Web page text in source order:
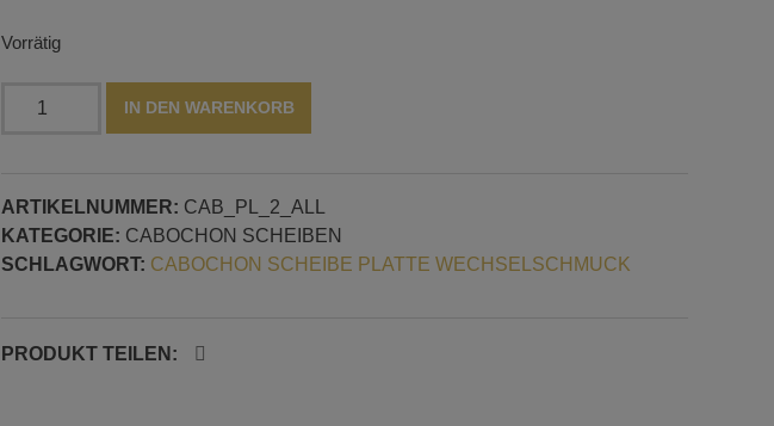
Vorrätig
Stück,
mit
2,5
Menge
IN DEN WARENKORB
ARTIKELNUMMER: CAB_PL_2_ALL
KATEGORIE: CABOCHON SCHEIBEN
SCHLAGWORT: CABOCHON SCHEIBE PLATTE WECHSELSCHMUCK
PRODUKT TEILEN: